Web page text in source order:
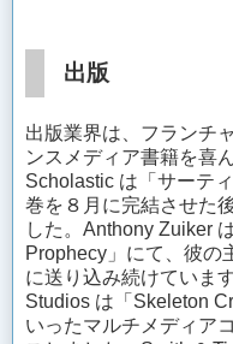
出版
出版業界は、フランチ
ンスメディア書籍を喜
Scholastic は「サーテ
巻を８月に完結させた
した。Anthony Zuiker
Prophecy」にて、彼の
に送り込み続けていま
Studios は「Skeleton
いったマルチメディア